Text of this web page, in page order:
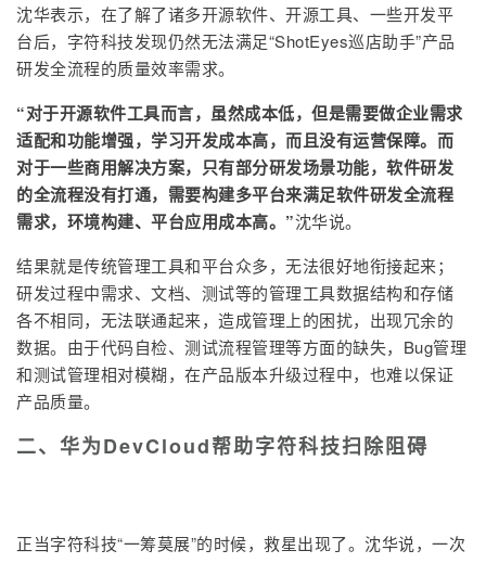
沈华表示，在了解了诸多开源软件、开源工具、一些开发平
台后，字符科技发现仍然无法满足“ShotEyes巡店助手”产品
研发全流程的质量效率需求。
“对于开源软件工具而言，虽然成本低，但是需要做企业需求
适配和功能增强，学习开发成本高，而且没有运营保障。而
对于一些商用解决方案，只有部分研发场景功能，软件研发
的全流程没有打通，需要构建多平台来满足软件研发全流程
需求，环境构建、平台应用成本高。”沈华说。
结果就是传统管理工具和平台众多，无法很好地衔接起来；
研发过程中需求、文档、测试等的管理工具数据结构和存储
各不相同，无法联通起来，造成管理上的困扰，出现冗余的
数据。由于代码自检、测试流程管理等方面的缺失，Bug管理
和测试管理相对模糊，在产品版本升级过程中，也难以保证
产品质量。
二、华为DevCloud帮助字符科技扫除阻碍
正当字符科技“一筹莫展”的时候，救星出现了。沈华说，一次